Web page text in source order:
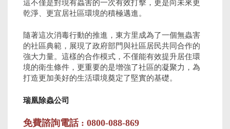
這不僅是對現有蟲害的一次有效打擊，更是向未來更
乾淨、更宜居社區環境的積極邁進。
隨著這次消毒行動的推進，東方里成為了一個無蟲害
的社區典範，展現了政府部門與社區居民共同合作的
強大力量。這樣的合作模式，不僅能有效提升居住環
境的衛生條件，更重要的是增強了社區的凝聚力，為
打造更加美好的生活環境奠定了堅實的基礎。
瑞凰除蟲公司
免費諮詢電話 : 0800-088-869